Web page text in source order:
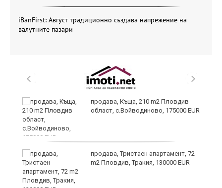
iBanFirst: Август традиционно създава напрежение на
валутните пазари
продава, Къща, 210 m2 Пловдив
област, с.Войводиново, 175000 EUR
продава, Тристаен апартамент, 72
m2 Пловдив, Тракия, 130000 EUR